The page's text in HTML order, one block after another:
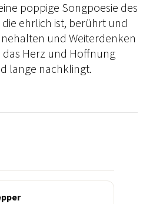
poppige Songpoesie des
ehrlich ist, berührt und
und Weiterdenken
das Herz und Hoffnung
lange nachklingt.